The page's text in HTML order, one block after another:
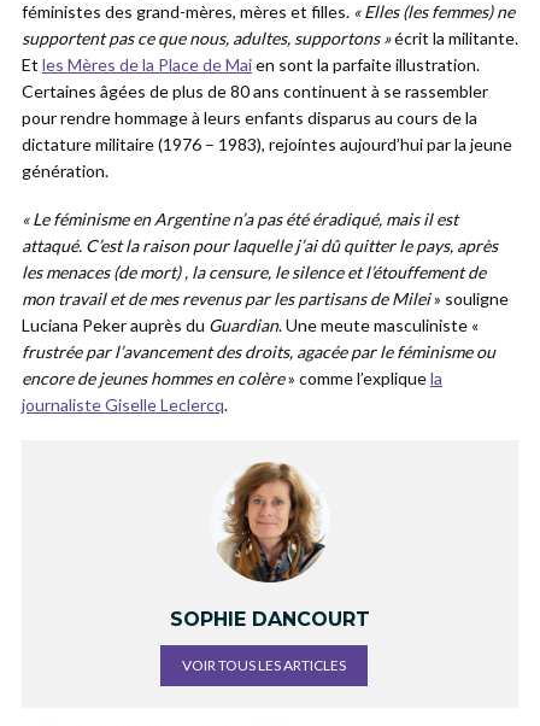
féministes des grand-mères, mères et filles. « Elles (les femmes) ne
supportent pas ce que nous, adultes, supportons »écrit la militante.
Et les Mères de la Place de Maien sont la parfaite illustration.
Certaines âgées de plus de 80 ans continuent à se rassembler
pour rendre hommage à leurs enfants disparus au cours de la
dictature militaire (1976 – 1983), rejointes aujourd’hui par la jeune
génération.
« Le féminisme en Argentine n’a pas été éradiqué, mais il est
attaqué. C’est la raison pour laquelle j’ai dû quitter le pays, après
les menaces (de mort) , la censure, le silence et l’étouffement de
mon travail et de mes revenus par les partisans de Milei» souligne
Luciana Peker auprès du Guardian. Une meute masculiniste «
frustrée par l’avancement des droits, agacée par le féminisme ou
encore de jeunes hommes en colère» comme l’expliquela
journaliste Giselle Leclercq.
SOPHIE DANCOURT
VOIR TOUS LES ARTICLES